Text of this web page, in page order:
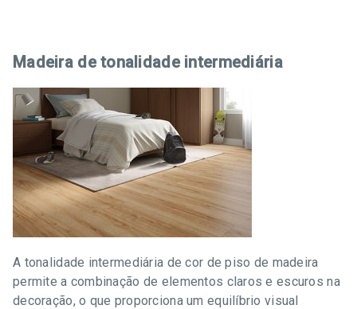
Madeira de tonalidade intermediária
A tonalidade intermediária de cor de piso de madeira
permite a combinação de elementos claros e escuros na
decoração, o que proporciona um equilíbrio visual